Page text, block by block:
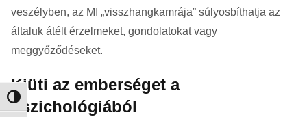
Nagy kontraszt váltása
veszélyben, az MI „visszhangkamrája” súlyosbíthatja az
általuk átélt érzelmeket, gondolatokat vagy
meggyőződéseket.
Kiüti az emberséget a
pszichológiából